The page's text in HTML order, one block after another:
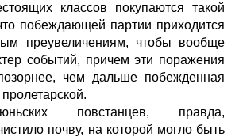
классов покупаются такой
побеждающей партии приходится
преувеличениям, чтобы вообще
событий, причем эти поражения
чем дальше побежденная
повстанцев, правда,
почву, на которой могло быть